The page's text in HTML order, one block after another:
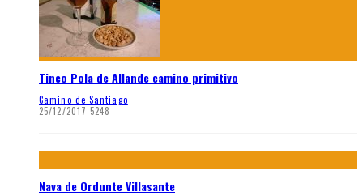
Tineo Pola de Allande camino primitivo
Camino de Santiago
25/12/2017 5248
Nava de Ordunte Villasante